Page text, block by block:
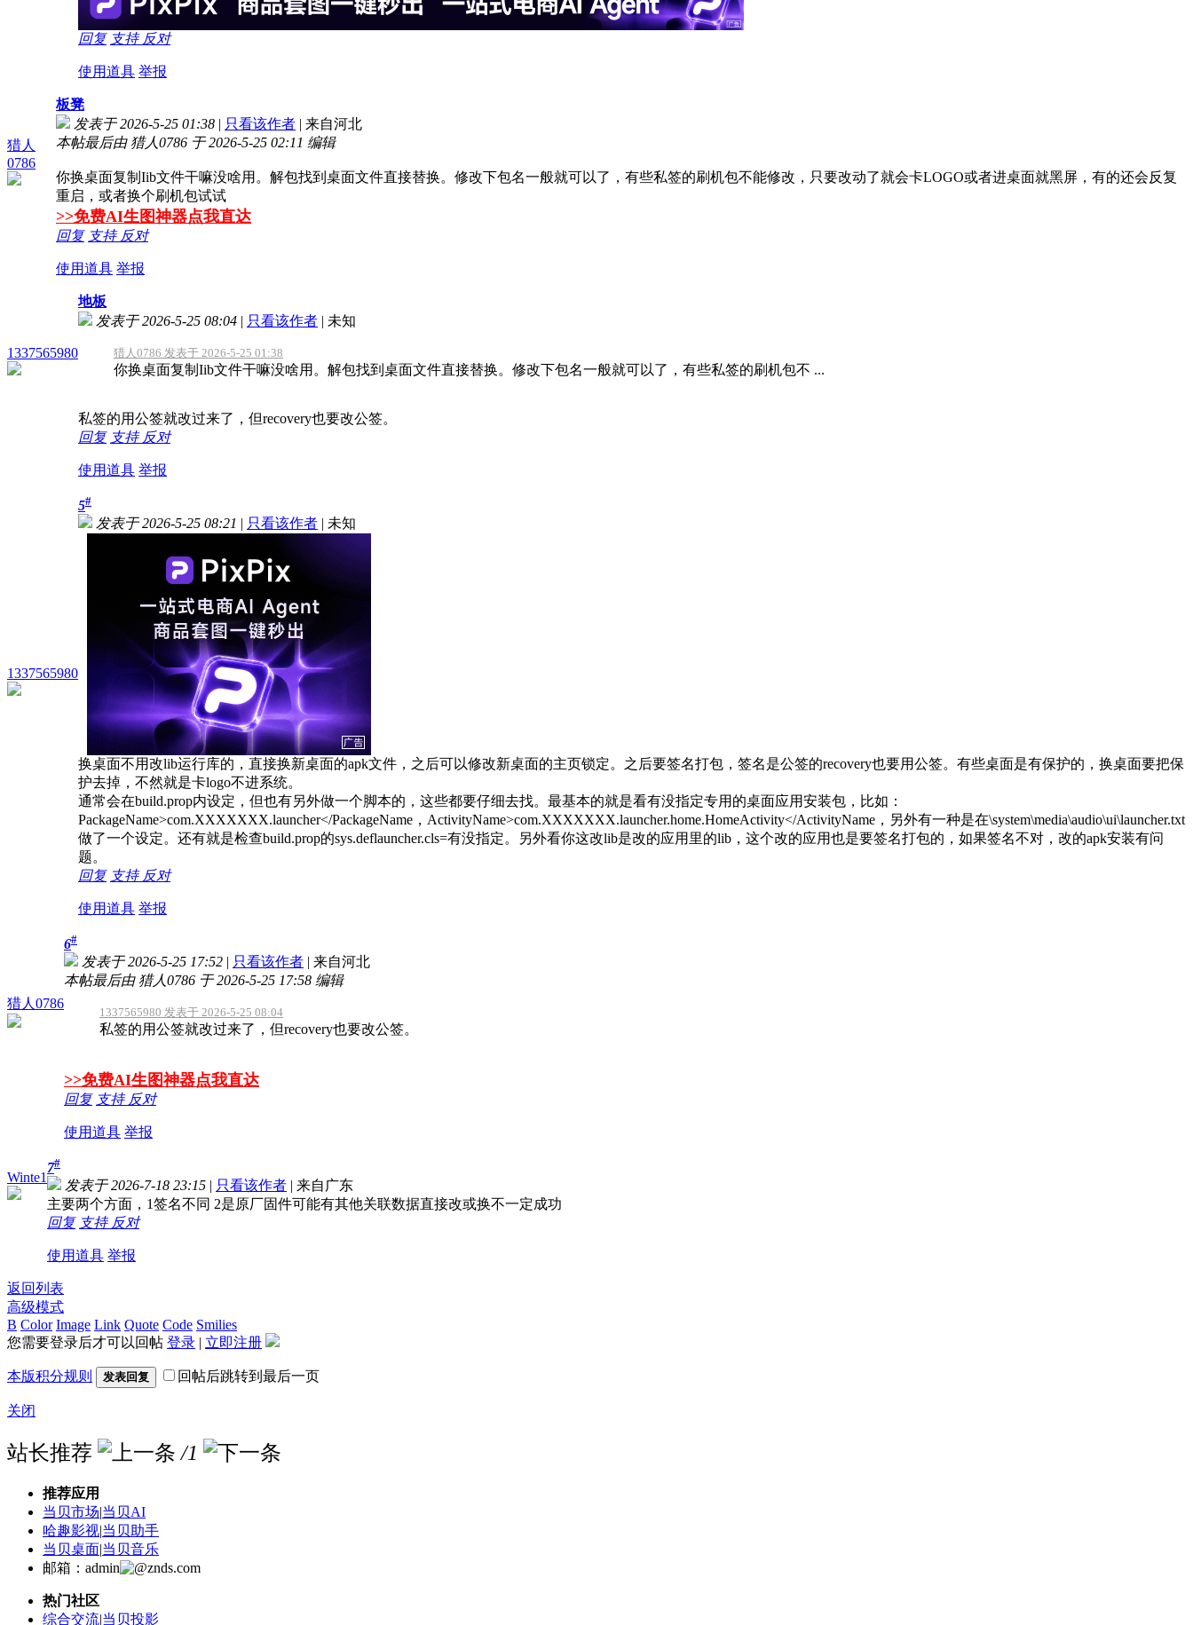
回复 支持 反对
使用道具 举报
猎人
0786
板凳
发表于 2026-5-25 01:38 | 只看该作者 | 来自河北
本帖最后由 猎人0786 于 2026-5-25 02:11 编辑
你换桌面复制Iib文件干嘛没啥用。解包找到桌面文件直接替换。修改下包名一般就可以了，有些私签的刷机包不能修改，只要改动了就会卡LOGO或者进桌面就黑屏，有的还会反复
重启，或者换个刷机包试试
>>免费AI生图神器点我直达
回复 支持 反对
使用道具 举报
1337565980
地板
发表于 2026-5-25 08:04 | 只看该作者 | 未知
猎人0786 发表于 2026-5-25 01:38
你换桌面复制Iib文件干嘛没啥用。解包找到桌面文件直接替换。修改下包名一般就可以了，有些私签的刷机包不 ...
私签的用公签就改过来了，但recovery也要改公签。
回复 支持 反对
使用道具 举报
1337565980
5#
发表于 2026-5-25 08:21 | 只看该作者 | 未知
换桌面不用改lib运行库的，直接换新桌面的apk文件，之后可以修改新桌面的主页锁定。之后要签名打包，签名是公签的recovery也要用公签。有些桌面是有保护的，换桌面要把保
护去掉，不然就是卡logo不进系统。
通常会在build.prop内设定，但也有另外做一个脚本的，这些都要仔细去找。最基本的就是看有没指定专用的桌面应用安装包，比如：
PackageName>com.XXXXXXX.launcher</PackageName，ActivityName>com.XXXXXXX.launcher.home.HomeActivity</ActivityName，另外有一种是在\system\media\audio\ui\launcher.txt
做了一个设定。还有就是检查build.prop的sys.deflauncher.cls=有没指定。另外看你这改lib是改的应用里的lib，这个改的应用也是要签名打包的，如果签名不对，改的apk安装有问
题。
回复 支持 反对
使用道具 举报
猎人0786
6#
发表于 2026-5-25 17:52 | 只看该作者 | 来自河北
本帖最后由 猎人0786 于 2026-5-25 17:58 编辑
1337565980 发表于 2026-5-25 08:04
私签的用公签就改过来了，但recovery也要改公签。
>>免费AI生图神器点我直达
回复 支持 反对
使用道具 举报
Winte1
7#
发表于 2026-7-18 23:15 | 只看该作者 | 来自广东
主要两个方面，1签名不同 2是原厂固件可能有其他关联数据直接改或换不一定成功
回复 支持 反对
使用道具 举报
返回列表
高级模式
B Color Image Link Quote Code Smilies
您需要登录后才可以回帖 登录 | 立即注册
本版积分规则 发表回复 回帖后跳转到最后一页
关闭
站长推荐 /1
推荐应用
当贝市场|当贝AI
哈趣影视|当贝助手
当贝桌面|当贝音乐
邮箱：admin
znds.com
热门社区
综合交流|当贝投影